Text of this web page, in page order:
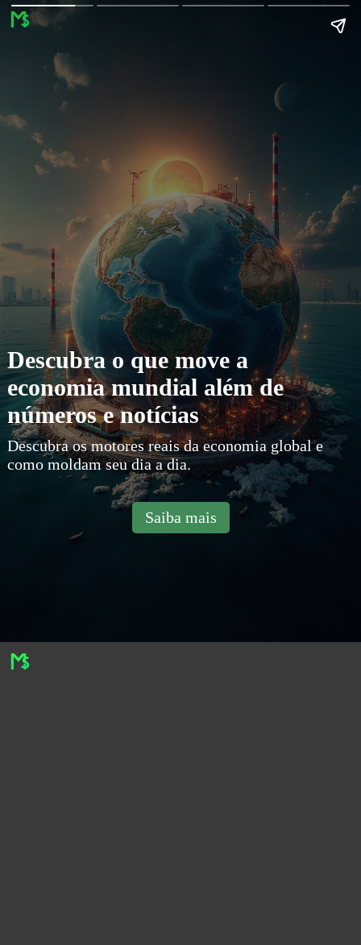
Descubra o que move a
economia mundial além de
números e notícias
Descubra os motores reais da economia global e
como moldam seu dia a dia.
Saiba mais